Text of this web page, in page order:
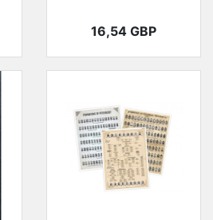
Precio
16,54 GBP